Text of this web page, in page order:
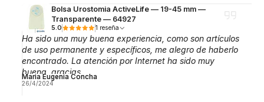
Bolsa Urostomia ActiveLife — 19-45 mm —
Transparente — 64927
5.0 1 reseña
Ha sido una muy buena experiencia, como son artículos
de uso permanente y específicos, me alegro de haberlo
encontrado. La atención por Internet ha sido muy
buena, gracias.
Maria Eugenia Concha
26/4/2024